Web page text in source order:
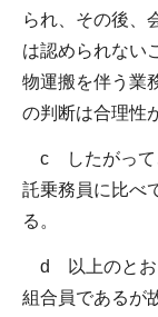
られ、その後、
は認められない
物運搬を伴う業
の判断は合理性
c したがって
託乗務員に比べ
る。
d 以上のとお
組合員であるが